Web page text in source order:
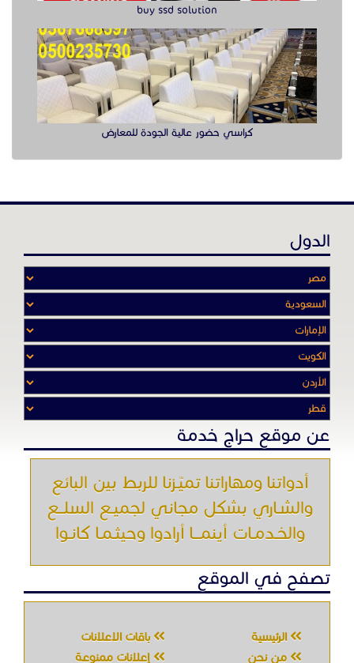
الدول
عن موقع حراج خدمة
أدواتنا ومهاراتنا تميّـزنا للربط بين البائع
والشـاري بشكل مجاني لجميـع السلــع
والخـدمـات أينمـــا أرادوا وحيثـمـا كانـوا
تصفح في الموقع
الرئيسية
باقات الإعلانات
شروط الاستخدام
اتصل بنا